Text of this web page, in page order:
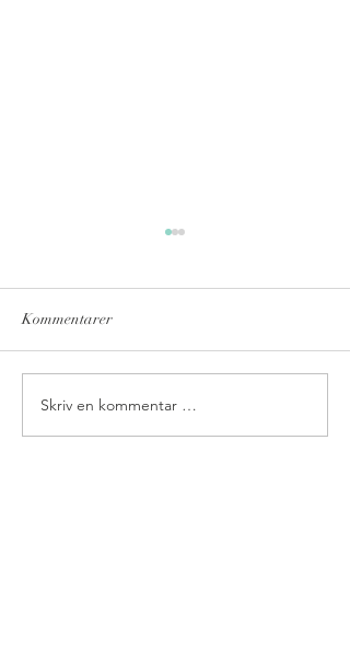
Avsky
Kommentarer
Skriv en kommentar …